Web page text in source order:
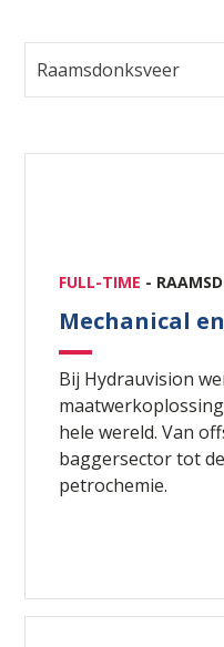
FULL-TIME -
Mechanical
Bij Hydrauvision
hele wereld. Van
baggersector tot
petrochemie.